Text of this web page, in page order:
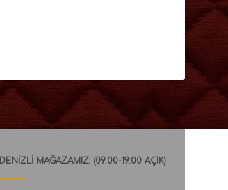
DENİZLİ MAĞAZAMIZ: (09:00-19:00 AÇIK)